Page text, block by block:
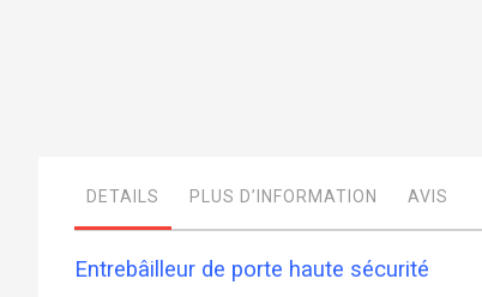
images
DETAILS
Entrebâilleur de porte haute sécurité
PLUS D’INFORMATION AVIS